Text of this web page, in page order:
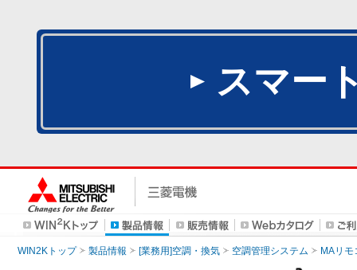
スマー
WIN2Kトップ 製品情報 [業務用]空調・換気 空調管理システム MAリモ